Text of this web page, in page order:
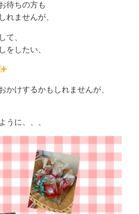
待ちの方も
れませんが、
て、
をしたい、
かけするかもしれませんが、
うに、、、